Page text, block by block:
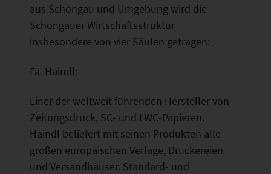
aus Schongau und Umgebung wird die
Schongauer Wirtschaftsstruktur
insbesondere von vier Säulen getragen:
Fa. Haindl:
Einer der weltweit führenden Hersteller von
Zeitungsdruck, SC- und LWC-Papieren.
Haindl beliefert mit seinen Produkten alle
großen europäischen Verlage, Druckereien
und Versandhäuser. Standard- und